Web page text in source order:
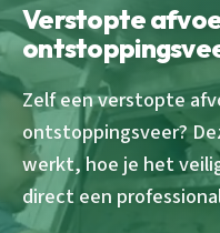
Verstopte
Zelf een verstopte
ontstoppingsveer?
werkt, hoe je het
direct een